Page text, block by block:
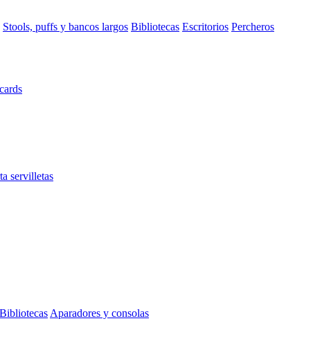
Stools, puffs y bancos largos Bibliotecas Escritorios Percheros
servilletas
Bibliotecas Aparadores y consolas